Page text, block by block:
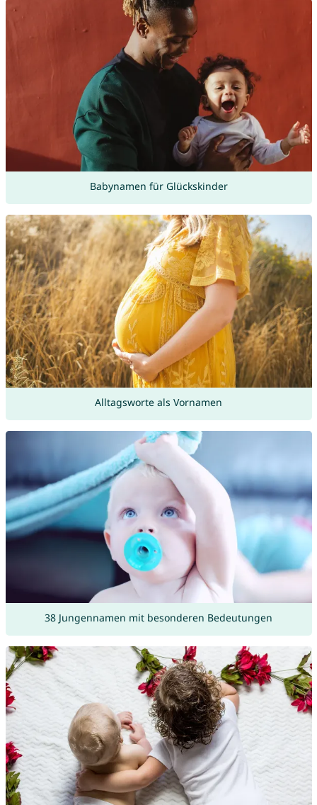
Babynamen für Glückskinder
Alltagsworte als Vornamen
38 Jungennamen mit besonderen Bedeutungen